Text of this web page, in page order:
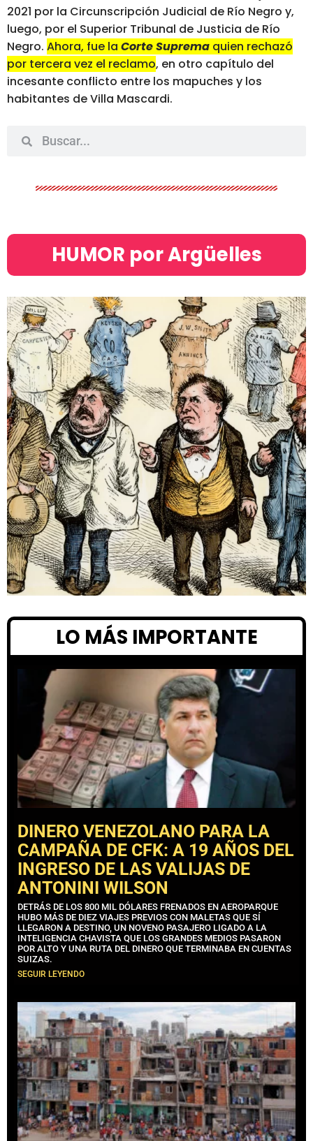
2021 por la Circunscripción Judicial de Río Negro y,
luego, por el Superior Tribunal de Justicia de Río
Negro. Ahora, fue la Corte Suprema quien rechazó
por tercera vez el reclamo, en otro capítulo del
incesante conflicto entre los mapuches y los
habitantes de Villa Mascardi.
HUMOR por Argüelles​
LO MÁS IMPORTANTE
DINERO VENEZOLANO PARA LA
CAMPAÑA DE CFK: A 19 AÑOS DEL
INGRESO DE LAS VALIJAS DE
ANTONINI WILSON
DETRÁS DE LOS 800 MIL DÓLARES FRENADOS EN AEROPARQUE
HUBO MÁS DE DIEZ VIAJES PREVIOS CON MALETAS QUE SÍ
LLEGARON A DESTINO, UN NOVENO PASAJERO LIGADO A LA
INTELIGENCIA CHAVISTA QUE LOS GRANDES MEDIOS PASARON
POR ALTO Y UNA RUTA DEL DINERO QUE TERMINABA EN CUENTAS
SUIZAS.
SEGUIR LEYENDO